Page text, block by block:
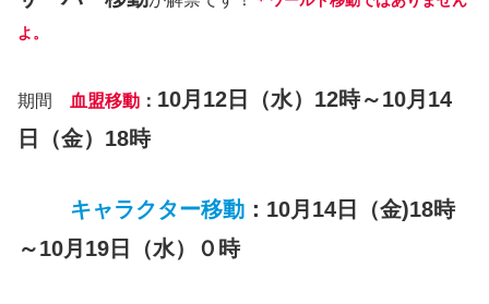
よ。
期間 血盟移動 ： 10月12日（水）12時～10月14
日（金）18時
キャラクター移動 ：10月14日（金)18時
～10月19日（水）
０時